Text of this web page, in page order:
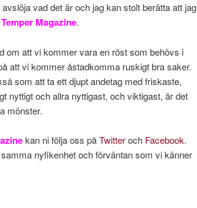
vad det är och jag kan stolt berätta att jag
Temper Magazine.
om att vi kommer vara en röst som behövs i
att vi kommer åstadkomma ruskigt bra saker.
som att ta ett djupt andetag med friskaste,
nyttigt och allra nyttigast, och viktigast, är det
mönster.
kan ni följa oss påTwitteroch Facebook.
nyfikenhet och förväntan som vi känner